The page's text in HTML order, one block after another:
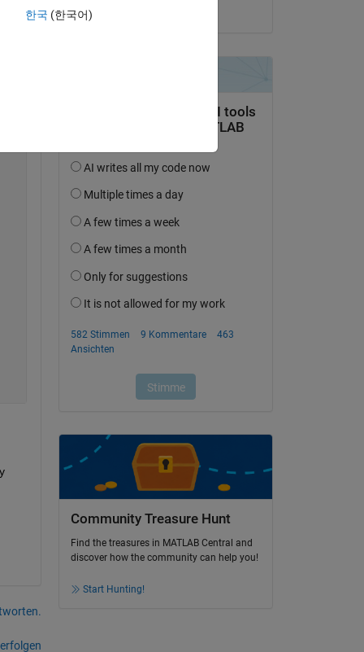
Community Treasure Hunt
Find the treasures in MATLAB Central and
discover how the community can help you!
Start Hunting!
한국 (한국어)